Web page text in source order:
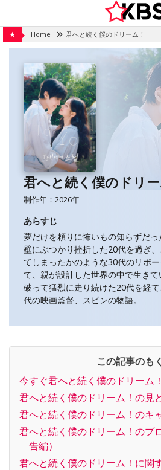
content
★ Home 君へと続く僕のドリーム！
君へと続く僕のドリ
制作年：2026年
あらすじ
夢だけを頼りに怖いもの知らずだ
壁にぶつかり挫折した20代を過ぎ
てしまったかのような30代のリポ
て、親が設計した世界の中で生き
破って猛烈に走り続けた20代を経
代の映画監督、スビンの物語。
この記事のも
今すぐ君へと続く僕のドリーム
君へと続く僕のドリーム！の見
君へと続く僕のドリーム！のキ
君へと続く僕のドリーム！のプ
告編）
君へと続く僕のドリーム！に関